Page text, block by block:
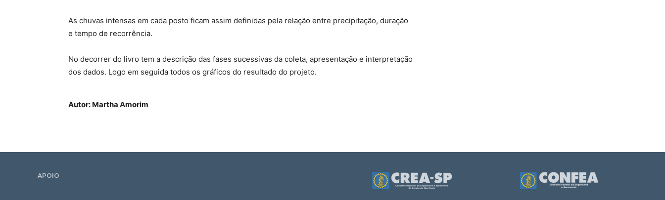
As chuvas intensas em cada posto ficam assim definidas pela relação entre precipitação, duração
e tempo de recorrência.
No decorrer do livro tem a descrição das fases sucessivas da coleta, apresentação e interpretação
dos dados. Logo em seguida todos os gráficos do resultado do projeto.
Autor: Martha Amorim
APOIO